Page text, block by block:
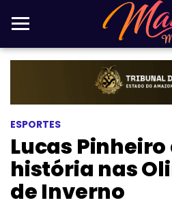
ESPORTES
Lucas Pinheiro
história nas
de Inverno